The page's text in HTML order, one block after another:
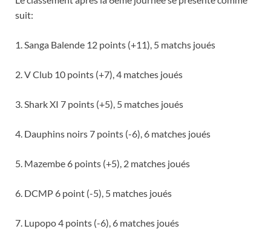
suit:
1. Sanga Balende 12 points (+11), 5 matchs joués
2. V Club 10 points (+7), 4 matches joués
3. Shark XI 7 points (+5), 5 matches joués
4. Dauphins noirs 7 points (-6), 6 matches joués
5. Mazembe 6 points (+5), 2 matches joués
6. DCMP 6 point (-5), 5 matches joués
7. Lupopo 4 points (-6), 6 matches joués